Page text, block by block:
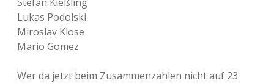
Lukas Podolski
Miroslav Klose
Mario Gomez
Wer da jetzt beim Zusammenzählen nicht auf 23